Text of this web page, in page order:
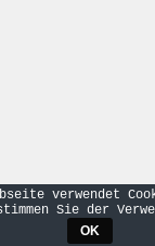
verwendet
Sie der
OK